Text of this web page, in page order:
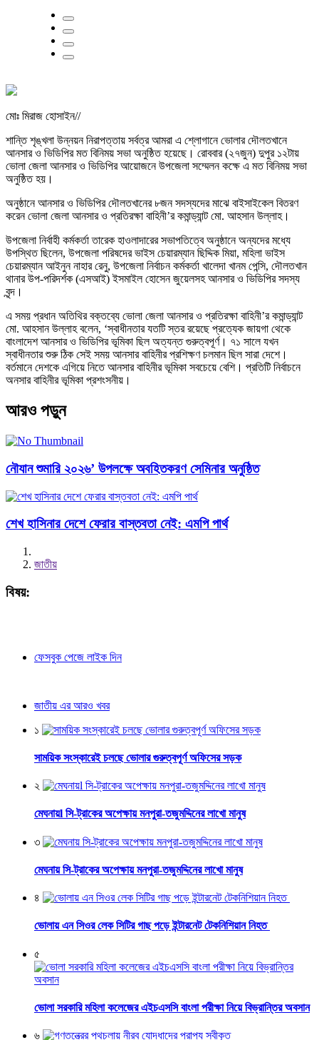
মোঃ মিরাজ হোসাইন//
শান্তি শৃঙ্খলা উন্নয়ন নিরাপত্তায় সর্বত্র আমরা এ শ্লোগানে ভোলার দৌলতখানে
আনসার ও ভিডিপির মত বিনিময় সভা অনুষ্ঠিত হয়েছে। রোববার (২৭জুন) দুপুর ১২টায়
ভোলা জেলা আনসার ও ভিডিপির আয়োজনে উপজেলা সম্মেলন কক্ষে এ মত বিনিময় সভা
অনুষ্ঠিত হয়।
অনুষ্ঠানে আনসার ও ভিডিপির দৌলতখানের ৮জন সদস্যদের মাঝে বাইসাইকেল বিতরণ
করেন ভোলা জেলা আনসার ও প্রতিরক্ষা বাহিনী’র কমান্ড্যান্ট মো. আহসান উল্লাহ।
উপজেলা নির্বাহী কর্মকর্তা তারেক হাওলাদারের সভাপতিত্বে অনুষ্ঠানে অন্যদের মধ্যে
উপস্থিত ছিলেন, উপজেলা পরিষদের ভাইস চেয়ারম্যান ছিদ্দিক মিয়া, মহিলা ভাইস
চেয়ারম্যান আইনুন নাহার রেনু, উপজেলা নির্বাচন কর্মকর্তা খালেদা খানম পেন্সি, দৌলতখান
থানার উপ-পরিদর্শক (এসআই) ইসমাইল হোসেন জুয়েলসহ আনসার ও ভিডিপির সদস্য
বৃন্দ।
এ সময় প্রধান অতিথির বক্তব্যে ভোলা জেলা আনসার ও প্রতিরক্ষা বাহিনী’র কমান্ড্যান্ট
মো. আহসান উল্লাহ বলেন, ‘স্বাধীনতার যতটি স্তর রয়েছে প্রত্যেক জায়গা থেকে
বাংলাদেশ আনসার ও ভিডিপির ভূমিকা ছিল অত্যন্ত গুরুত্বপূর্ণ। ৭১ সালে যখন
স্বাধীনতার শুরু ঠিক সেই সময় আনসার বাহিনীর প্রশিক্ষণ চলমান ছিল সারা দেশে।
বর্তমানে দেশকে এগিয়ে নিতে আনসার বাহিনীর ভূমিকা সবচেয়ে বেশি। প্রতিটি নির্বাচনে
অনসার বাহিনীর ভূমিকা প্রশংসনীয়।
আরও পড়ুন
নৌযান শুমারি ২০২৬’ উপলক্ষে অবহিতকরণ সেমিনার অনুষ্ঠিত
শেখ হাসিনার দেশে ফেরার বাস্তবতা নেই: এমপি পার্থ
জাতীয়
বিষয়:
ফেসবুক পেজে লাইক দিন
জাতীয় এর আরও খবর
১
সাময়িক সংস্কারেই চলছে ভোলার গুরুত্বপূর্ণ অফিসের সড়ক
২
মেঘনায়l সি-ট্রাকের অপেক্ষায় মনপুরা-তজুমদ্দিনের লাখো মানুষ
৩
মেঘনায় সি-ট্রাকের অপেক্ষায় মনপুরা-তজুমদ্দিনের লাখো মানুষ
৪
ভোলায় এন সিওর লেক সিটির গাছ পড়ে ইন্টারনেট টেকনিশিয়ান নিহত
৫
ভোলা সরকারি মহিলা কলেজের এইচএসসি বাংলা পরীক্ষা নিয়ে বিভ্রান্তির অবসান
৬